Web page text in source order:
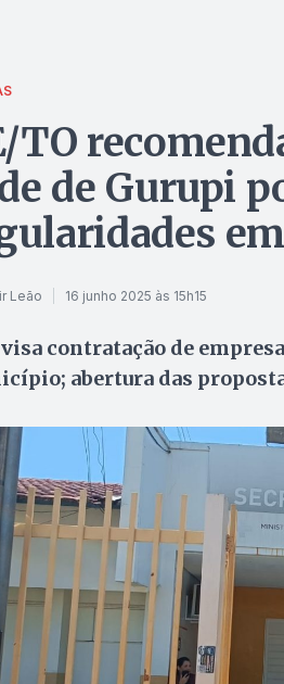
TO
de Gurupi
Leão 16 junho 2025 às 15h15
contratação de
abertura das